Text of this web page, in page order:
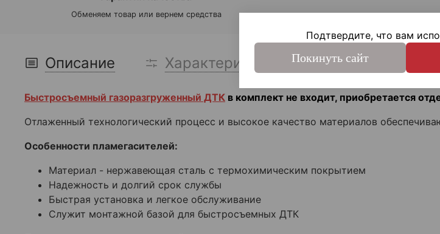
Обменяем товар или вернем средства
Описание Характеристики Отзывы
Быстросъемный газоразгруженный ДТК в комплект не входит, приобретается
Отлаженный технологический процесс и высокое качество материалов
Особенности пламегасителей:
Материал - нержавеющая сталь с термохимическим покрытием
Надежность и долгий срок службы
Быстрая установка и легкое обслуживание
Служит монтажной базой для быстросъемных ДТК
Подтвердите, что вам
Покинуть сайт